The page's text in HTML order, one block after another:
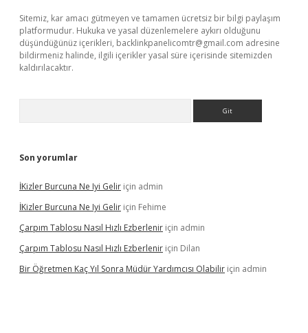
Sitemiz, kar amacı gütmeyen ve tamamen ücretsiz bir bilgi paylaşım
platformudur. Hukuka ve yasal düzenlemelere aykırı olduğunu
düşündüğünüz içerikleri, backlinkpanelicomtr@gmail.com adresine
bildirmeniz halinde, ilgili içerikler yasal süre içerisinde sitemizden
kaldırılacaktır.
Son yorumlar
İKizler Burcuna Ne Iyi Gelir için admin
İKizler Burcuna Ne Iyi Gelir için Fehime
Çarpım Tablosu Nasıl Hızlı Ezberlenir için admin
Çarpım Tablosu Nasıl Hızlı Ezberlenir için Dilan
Bir Öğretmen Kaç Yıl Sonra Müdür Yardımcısı Olabilir için admin